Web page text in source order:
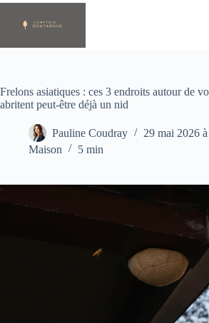
Passer
contenu
Frelons asiatiques : ces 3 endroits autour de
abritent peut-être déjà un nid
Pauline Coudray
29 mai 2026
Maison
5 min